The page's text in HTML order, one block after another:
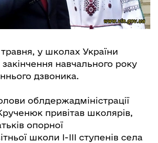
травня, у школах України
закінчення навчального року
дзвоника.
облдержадміністрації
привітав школярів,
опорної
школи І-ІІІ ступенів села